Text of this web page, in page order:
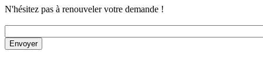
N'hésitez pas à renouveler votre demande !